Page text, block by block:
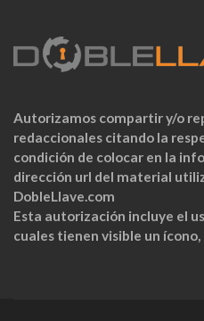
Autorizamos compartir y/o
redaccionales citando la
condición de colocar en la
dirección url del material
DobleLlave.com
Esta autorización incluye el
cuales tienen visible un